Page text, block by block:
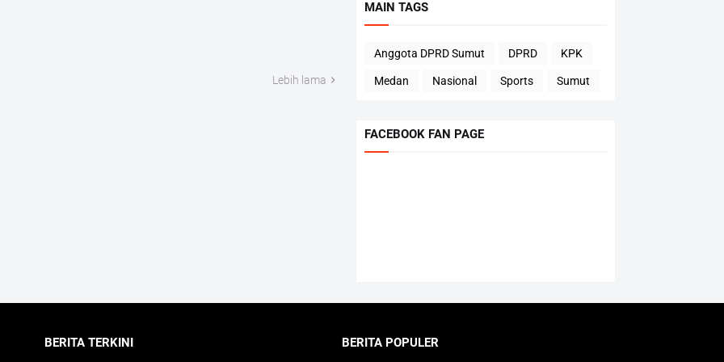
Lebih lama
MAIN TAGS
Anggota DPRD Sumut DPRD KPK
Medan Nasional Sports Sumut
FACEBOOK FAN PAGE
BERITA TERKINI BERITA POPULER